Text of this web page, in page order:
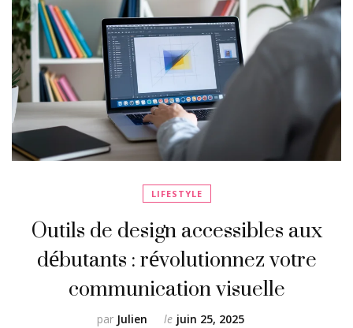
LIFESTYLE
Outils de design accessibles aux
débutants : révolutionnez votre
communication visuelle
par Julien le juin 25, 2025